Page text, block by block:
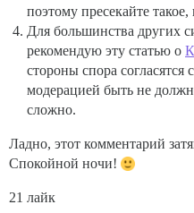
поэтому пресекайте
Для большинства других
рекомендую эту статью о
стороны спора
модерацией быть не
сложно.
Ладно, этот комментарий
Спокойной ночи!
21 лайк